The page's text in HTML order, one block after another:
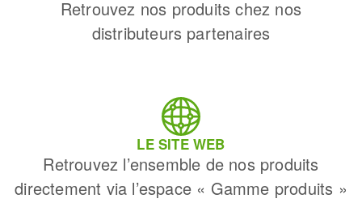
Retrouvez nos produits chez nos
distributeurs partenaires
LE SITE WEB
Retrouvez l’ensemble de nos produits
directement via l’espace « Gamme produits »